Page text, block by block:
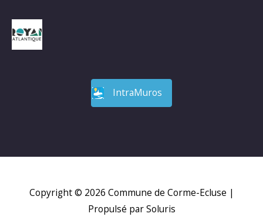
IntraMuros
Copyright © 2026 Commune de Corme-Ecluse |
Propulsé par Soluris